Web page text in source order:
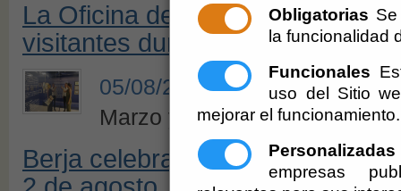
Obligatorias
la funcionalidad
Funcionales
uso del Sitio
mejorar el funcionamiento.
Personalizadas
empresas
La Oficina de Turismo de Berja
visitantes durante el primer
05/08/2026
Marzo y mayo fueron los
Berja celebrará su Feria del